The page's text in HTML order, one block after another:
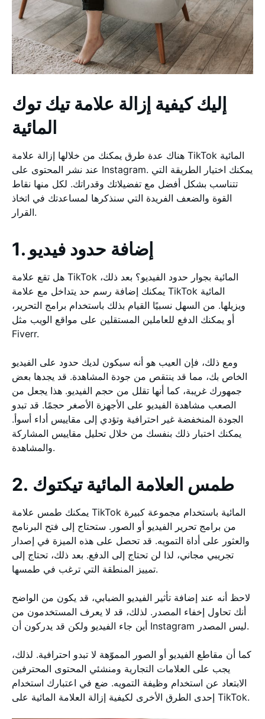
إليك كيفية إزالة علامة تيك توك
المائية
هناك عدة طرق يمكنك من خلالها إزالة علامة TikTok المائية
عند نشر المحتوى على Instagram. يمكنك اختيار الطريقة التي
تتناسب بشكل أفضل مع تفضيلاتك وقدراتك. لكل منها نقاط
القوة والضعف الفريدة التي سنذكرها لمساعدتك في اتخاذ
القرار.
1. إضافة حدود فيديو
هل تقع علامة TikTok المائية بجوار حدود الفيديو؟ بعد ذلك،
يمكنك إضافة رسم حد يتداخل مع علامة TikTok المائية
ويزيلها. من السهل نسبيًا القيام بذلك باستخدام برامج التحرير،
أو يمكنك الدفع للعاملين المستقلين على مواقع الويب مثل
Fiverr.
ومع ذلك، فإن العيب هو أنه سيكون لديك حدود على الفيديو
الخاص بك، مما قد ينتقص من جودة المشاهدة. قد يجدها بعض
جمهورك غريبة، كما أنها تقلل من حجم الفيديو. هذا يجعل من
الصعب مشاهدة الفيديو على الأجهزة الأصغر حجمًا. قد تبدو
الجودة المنخفضة غير احترافية وتؤدي إلى مقاييس أداء أسوأ.
يمكنك اختبار ذلك بنفسك من خلال تحليل مقاييس المشاركة
والمشاهدة.
2. طمس العلامة المائية تيكتوك
يمكنك طمس علامة TikTok المائية باستخدام مجموعة كبيرة
من برامج تحرير الفيديو أو الصور. ستحتاج إلى فتح البرنامج
والعثور على أداة التمويه. قد تحصل على هذه الميزة في إصدار
تجريبي مجاني، لذا لن تحتاج إلى الدفع. بعد ذلك، تحتاج إلى
تمييز المنطقة التي ترغب في طمسها.
لاحظ أنه عند إضافة تأثير الفيديو الضبابي، قد يكون من الواضح
أنك تحاول إخفاء المصدر. لذلك، قد لا يعرف المستخدمون من
أين جاء الفيديو ولكن قد يدركون أن Instagram ليس المصدر.
كما أن مقاطع الفيديو أو الصور المموّهة لا تبدو احترافية. لذلك،
يجب على العلامات التجارية ومنشئي المحتوى المحترفين
الابتعاد عن استخدام وظيفة التمويه. ضع في اعتبارك استخدام
إحدى الطرق الأخرى لكيفية إزالة العلامة المائية على TikTok.